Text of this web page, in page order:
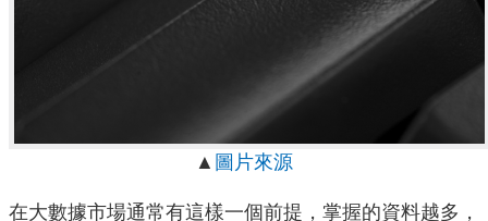
▲ 圖片來源
在大數據市場通常有這樣一個前提，掌握的資料越多，